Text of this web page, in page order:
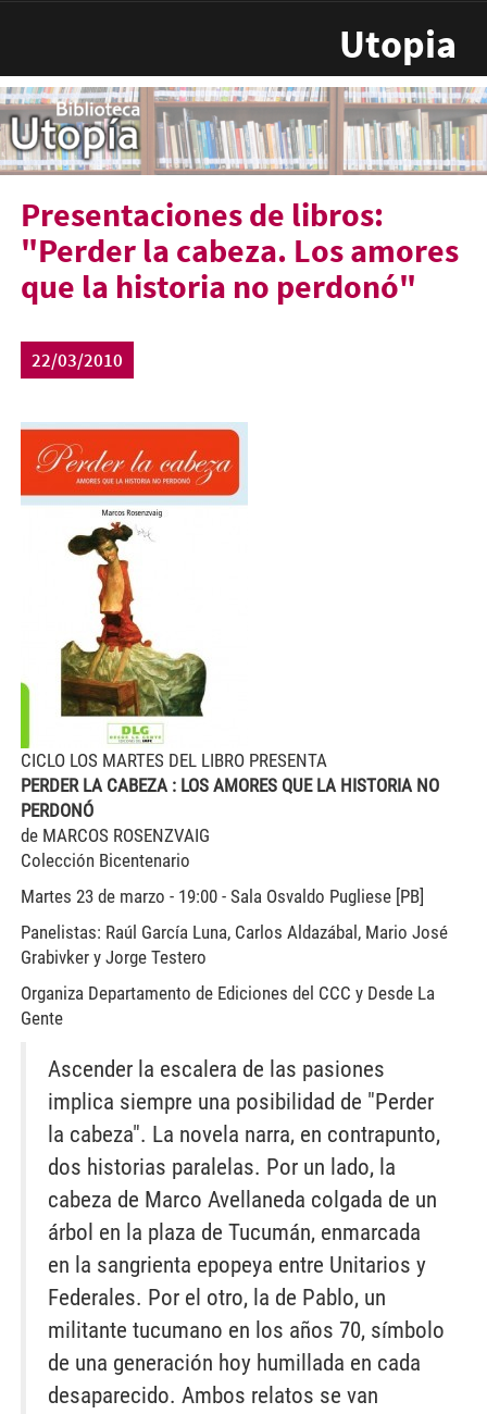
Utopia
Presentaciones de libros:
"Perder la cabeza. Los amores
que la historia no perdonó"
22/03/2010
perdercabeza-209x300.jpg
CICLO LOS MARTES DEL LIBRO PRESENTA
PERDER LA CABEZA : LOS AMORES QUE LA HISTORIA NO
PERDONÓ
de MARCOS ROSENZVAIG
Colección Bicentenario
Martes 23 de marzo - 19:00 - Sala Osvaldo Pugliese [PB]
Panelistas: Raúl García Luna, Carlos Aldazábal, Mario José
Grabivker y Jorge Testero
Organiza Departamento de Ediciones del CCC y Desde La
Gente
Ascender la escalera de las pasiones
implica siempre una posibilidad de "Perder
la cabeza". La novela narra, en contrapunto,
dos historias paralelas. Por un lado, la
cabeza de Marco Avellaneda colgada de un
árbol en la plaza de Tucumán, enmarcada
en la sangrienta epopeya entre Unitarios y
Federales. Por el otro, la de Pablo, un
militante tucumano en los años 70, símbolo
de una generación hoy humillada en cada
desaparecido. Ambos relatos se van